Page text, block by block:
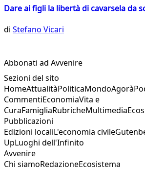
Dare ai figli la libertà di cavarsela da
di Stefano Vicari
Abbonati ad Avvenire
Sezioni del sito
HomeAttualitàPoliticaMondoAgorà
CommentiEconomiaVita e
CuraFamigliaRubricheMultimedia
Pubblicazioni
Edizioni localiL'economia civile
UpLuoghi dell'Infinito
Avvenire
Chi siamoRedazioneEcosistema